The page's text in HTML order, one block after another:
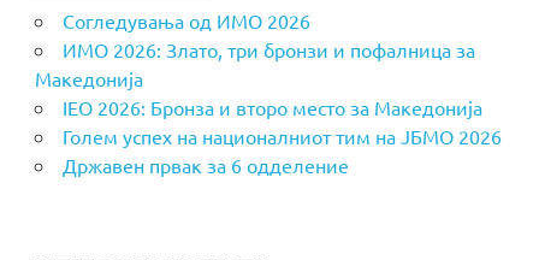
Согледувања од ИМО 2026
ИМО 2026: Злато, три бронзи и пофалница за
Македонија
IEO 2026: Бронза и второ место за Македонија
Голем успех на националниот тим на ЈБМО 2026
Државен првак за 6 одделение